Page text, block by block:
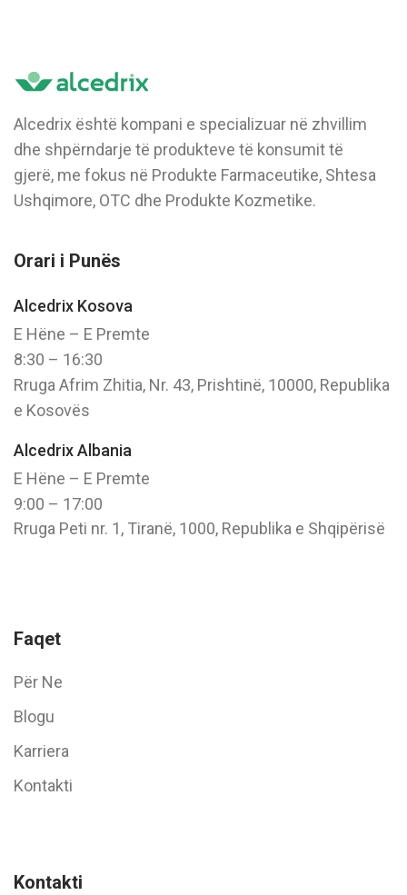
Alcedrix është kompani e specializuar në zhvillim
dhe shpërndarje të produkteve të konsumit të
gjerë, me fokus në Produkte Farmaceutike, Shtesa
Ushqimore, OTC dhe Produkte Kozmetike.
Orari i Punës
Alcedrix Kosova
E Hëne – E Premte
8:30 – 16:30
Rruga Afrim Zhitia, Nr. 43, Prishtinë, 10000, Republika
e Kosovës
Alcedrix Albania
E Hëne – E Premte
9:00 – 17:00
Rruga Peti nr. 1, Tiranë, 1000, Republika e Shqipërisë
Faqet
Për Ne
Blogu
Karriera
Kontakti
Kontakti